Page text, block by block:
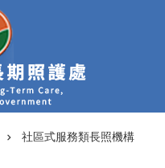
社區式服務類長照機構